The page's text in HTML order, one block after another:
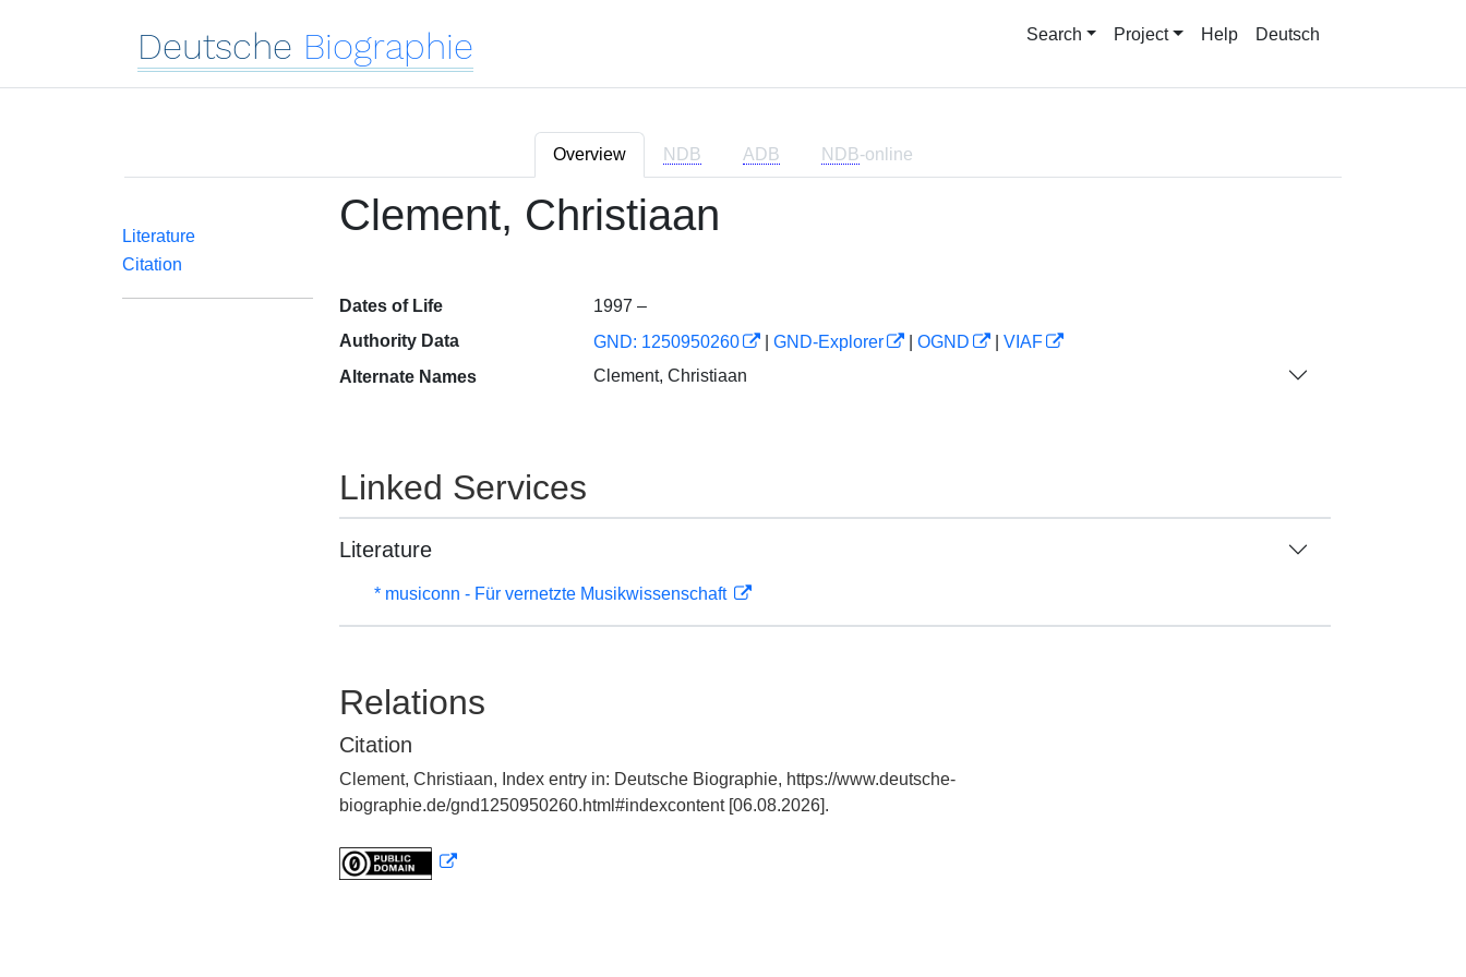
Deutsche Biographie Search Project Help Deutsch
Overview NDB ADB NDB-online
Literature
Citation
Clement, Christiaan
Dates of Life
1997 –
Authority Data
GND: 1250950260 GND-Explorer OGND
VIAF
Alternate Names
Clement, Christiaan
Linked Services
Literature
* musiconn - Für vernetzte Musikwissenschaft
Relations
Citation
Clement, Christiaan, Index entry in: Deutsche Biographie, https://www.deutsche-
biographie.de/gnd1250950260.html#indexcontent [06.08.2026].